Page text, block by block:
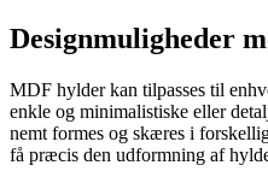
Designmuligheder
MDF hylder kan tilpasses til
enkle og minimalistiske eller
nemt formes og skæres i
få præcis den udformning af